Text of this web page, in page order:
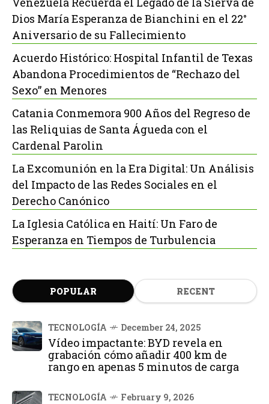
Dios María Esperanza de Bianchini en el 22°
Aniversario de su Fallecimiento
Acuerdo Histórico: Hospital Infantil de Texas
Abandona Procedimientos de “Rechazo del
Sexo” en Menores
Catania Conmemora 900 Años del Regreso de
las Reliquias de Santa Águeda con el
Cardenal Parolin
La Excomunión en la Era Digital: Un Análisis
del Impacto de las Redes Sociales en el
Derecho Canónico
La Iglesia Católica en Haití: Un Faro de
Esperanza en Tiempos de Turbulencia
POPULAR RECENT
TECNOLOGÍA December 24, 2025
Vídeo impactante: BYD revela en
grabación cómo añadir 400 km de
rango en apenas 5 minutos de carga
TECNOLOGÍA February 9, 2026